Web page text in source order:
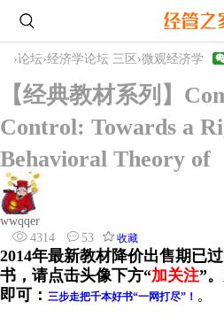
›论坛›经济学论坛 三区 ›微观经济学
【经典教材系列】
Control: Towards a
Behavioral Theory of
wwqqer
4314
53 收藏
2014年最新教材降价出售期已过
书，请点击头像下方“加关注”。
即可 ： 三步走把千本好书“一网打尽”！ 。